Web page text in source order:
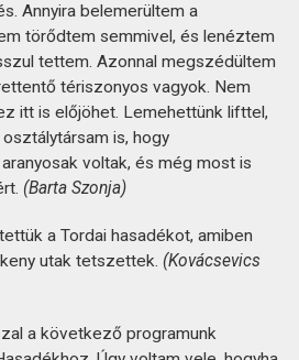
Annyira belemerültem a
törődtem semmivel, és lenéztem
tettem. Azonnal megszédültem
tériszonyos vagyok. Nem
itt is előjöhet. Lemehettünk lifttel,
is, hogy
voltak, és még most is
(Barta Szonja)
a Tordai hasadékot, amiben
utak tetszettek. (Kovácsevics
a következő programunk